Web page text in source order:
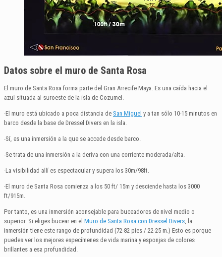
Datos sobre el muro de Santa Rosa
El muro de Santa Rosa forma parte del Gran Arrecife Maya. Es una caída hacia el
azul situada al suroeste de la isla de Cozumel.
-El muro está ubicado a poca distancia de San Miguel y a tan sólo 10-15 minutos en
barco desde la base de Dressel Divers en la isla.
-Sí, es una inmersión a la que se accede desde barco.
-Se trata de una inmersión a la deriva con una corriente moderada/alta.
-La visibilidad allí es espectacular y supera los 30m/98ft.
-El muro de Santa Rosa comienza a los 50 ft/ 15m y desciende hasta los 3000
ft/915m.
Por tanto, es una inmersión aconsejable para buceadores de nivel medio o
superior. Si eliges bucear en el Muro de Santa Rosa con Dressel Divers , la
inmersión tiene este rango de profundidad (72-82 pies / 22-25 m.) Esto es porque
puedes ver los mejores especímenes de vida marina y esponjas de colores
brillantes a esa profundidad.